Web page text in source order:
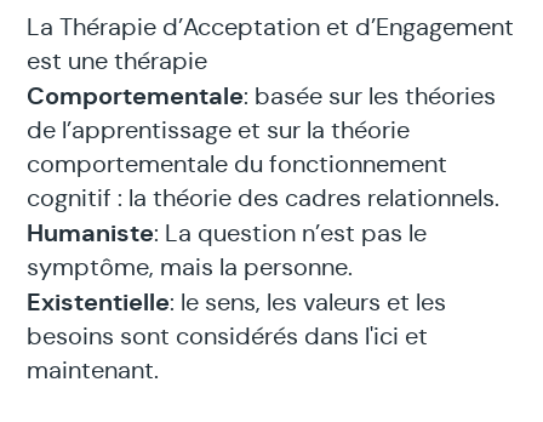
La Thérapie d’Acceptation et d’Engagement
est une thérapie
Comportementale: basée sur les théories
de l’apprentissage et sur la théorie
comportementale du fonctionnement
cognitif : la théorie des cadres relationnels.
Humaniste: La question n’est pas le
symptôme, mais la personne.
Existentielle: le sens, les valeurs et les
besoins sont considérés dans l'ici et
maintenant.